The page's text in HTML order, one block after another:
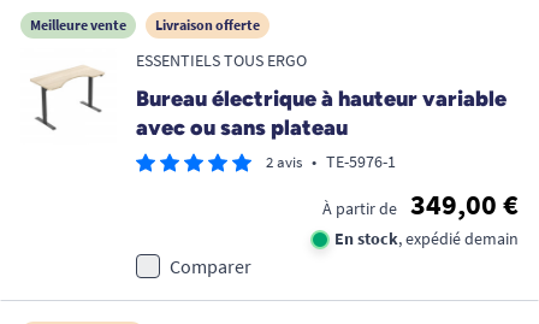
Meilleure vente Livraison offerte
ESSENTIELS TOUS ERGO
Bureau électrique à hauteur variable
avec ou sans plateau
2 avis • TE-5976-1
À partir de 349,00 €
En stock, expédié demain
Comparer